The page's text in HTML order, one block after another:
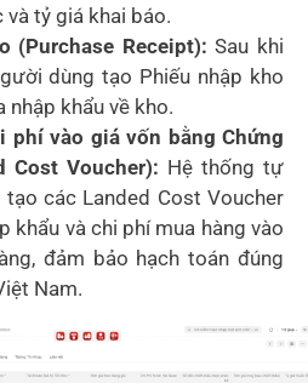
tỷ giá khai báo.
(Purchase Receipt): Sau khi
dùng tạo Phiếu nhập kho
nhập khẩu về kho.
phí vào giá vốn bằng Chứng
Cost Voucher): Hệ thống tự
các Landed Cost Voucher
khẩu và chi phí mua hàng vào
đảm bảo hạch toán đúng
Nam.